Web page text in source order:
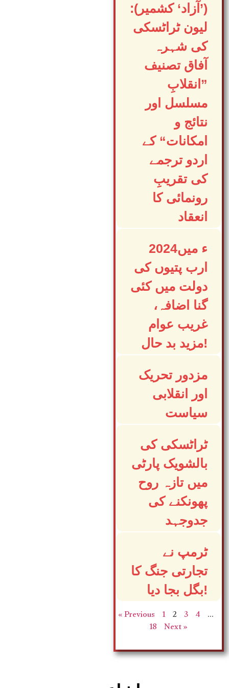
(’آزاد‘ کشمیر):
لیون ٹراٹسکی
کی شہرہ
آفاق تصنیف
”انقلابِ
مسلسل اور
نتائج و
امکانات“ کے
اردو ترجمے
کی تقریبِ
رونمائی کا
انعقاد
2024ء میں
ارب پتیوں کی
دولت میں کئی
گنا اضافہ،
غریب عوام
مزید بد حال!
مزدور تحریک
اور انقلابی
سیاست
ٹراٹسکی کی
بالشویک پارٹی
میں تازہ روح
پھونکنے کی
جدوجہد
ٹرمپ نے
تجارتی جنگ کا
بگل بجا دیا!
« Previous 1 2 3 4 …
18 Next »